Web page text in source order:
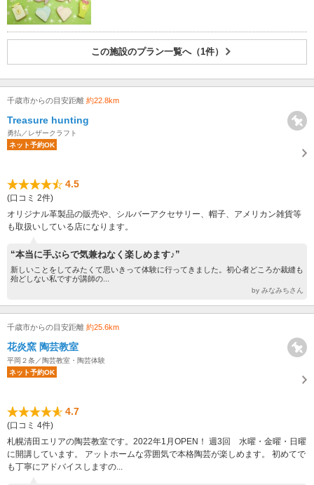
この施設のプラン一覧へ（1件）
千歳市からの目安距離 約22.8km
Treasure hunting
勇払／レザークラフト
ネット予約OK
4.5
(口コミ 2件)
オリジナル革製品の販売や、シルバーアクセサリー、帽子、アメリカン雑貨等
も取扱いしている店になります。
“本当に手ぶらで気兼ねなく楽しめます♪”
新しいことをしてみたくて思いきって体験に行ってきました。初心者どころか裁縫も
殆どしない私ですが講師の...
by みなみちさん
千歳市からの目安距離 約25.6km
花炎窯 陶芸教室
平岡２条／陶芸教室・陶芸体験
ネット予約OK
4.7
(口コミ 4件)
札幌清田エリアの陶芸教室です。2022年1月OPEN！ 週3回 水曜・金曜・日曜
に開講しています。 アットホームな雰囲気で本格陶芸が楽しめます。 初めてで
も丁寧にアドバイスしますの...